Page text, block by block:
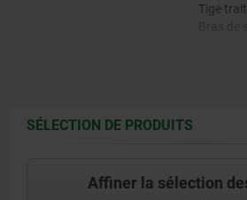
Tige
SÉLECTION DE PRODUITS
Affiner la sélection